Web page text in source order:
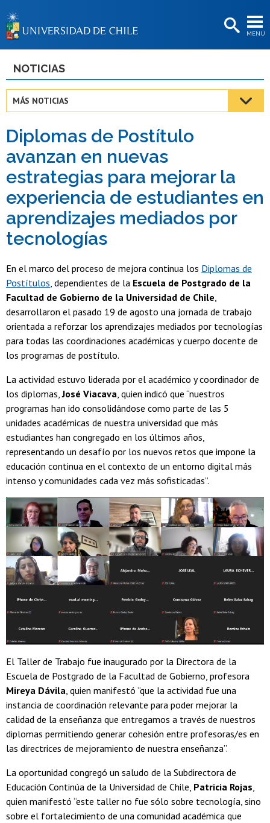
MENÚ
BIBLIOTECAS
Estudiantes
Académicas/os
Funcionarias/os
Egresadas/os
NOTICIAS
MÁS NOTICIAS
Diplomas de Postítulo
avanzan en nuevas
estrategias para mejorar la
experiencia de estudiantes en
aprendizajes mediados por
tecnologías
En el marco del proceso de mejora continua los Diplomas de
Postítulos, dependientes de la Escuela de Postgrado de la
Facultad de Gobierno de la Universidad de Chile,
desarrollaron el pasado 19 de agosto una jornada de trabajo
orientada a reforzar los aprendizajes mediados por tecnologías
para todas las coordinaciones académicas y cuerpo docente de
los programas de postítulo.
La actividad estuvo liderada por el académico y coordinador de
los diplomas,José Viacava, quien indicó que “nuestros
programas han ido consolidándose como parte de las 5
unidades académicas de nuestra universidad que más
estudiantes han congregado en los últimos años,
representando un desafío por los nuevos retos que impone la
educación continua en el contexto de un entorno digital más
intenso y comunidades cada vez más sofisticadas”.
El Taller de Trabajo fue inaugurado por la Directora de la
Escuela de Postgrado de la Facultad de Gobierno, profesora
Mireya Dávila, quien manifestó “que la actividad fue una
instancia de coordinación relevante para poder mejorar la
calidad de la enseñanza que entregamos a través de nuestros
diplomas permitiendo generar cohesión entre profesoras/es en
las directrices de mejoramiento de nuestra enseñanza”.
La oportunidad congregó un saludo de la Subdirectora de
Educación Continúa de la Universidad de Chile, Patricia Rojas,
quien manifestó “este taller no fue sólo sobre tecnología, sino
sobre el fortalecimiento de una comunidad académica que